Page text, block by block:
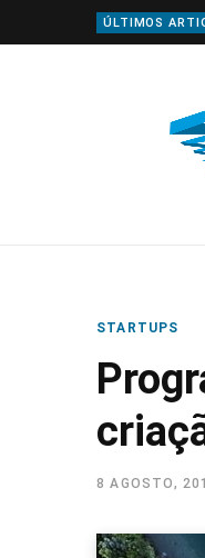
ÚLTIMOS
STARTUPS
8 AGOSTO,